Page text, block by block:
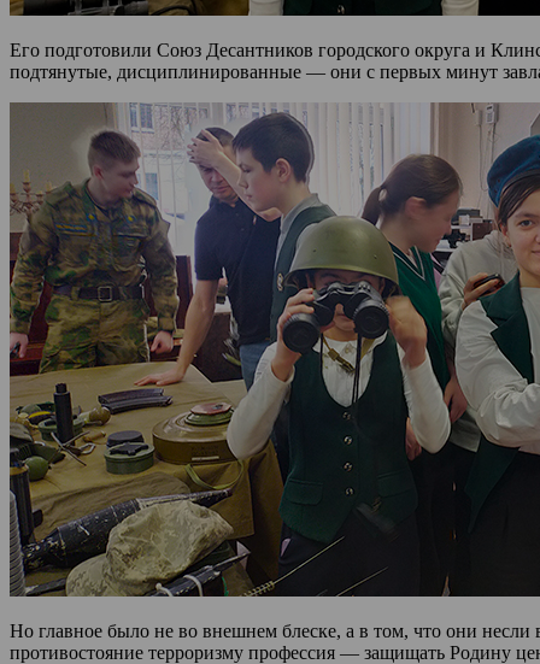
Его подготовили Союз Десантников городского округа и
подтянутые, дисциплинированные — они с первых минут
Но главное было не во внешнем блеске, а в том, что они
противостояние терроризму профессия — защищать Родину